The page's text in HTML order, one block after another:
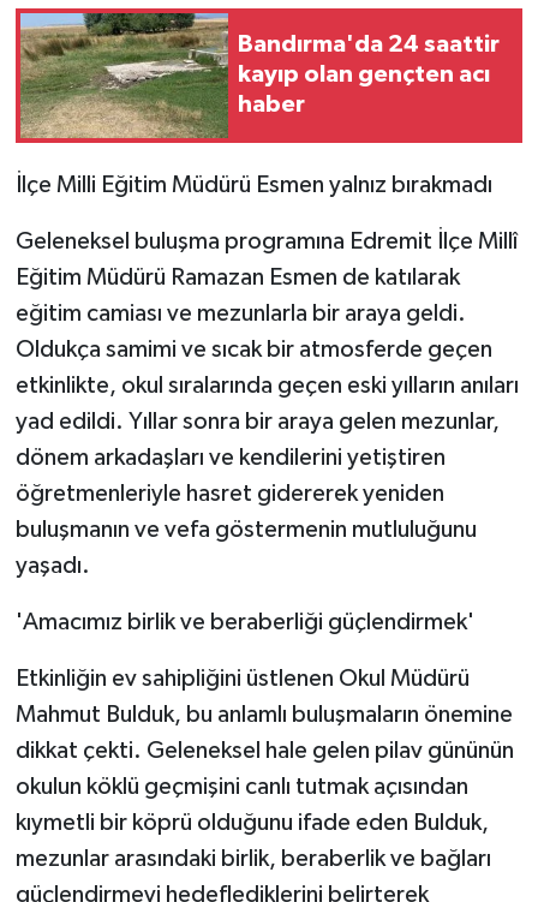
Bandırma'da 24 saattir
kayıp olan gençten acı
haber
İlçe Milli Eğitim Müdürü Esmen yalnız bırakmadı
Geleneksel buluşma programına Edremit İlçe Millî
Eğitim Müdürü Ramazan Esmen de katılarak
eğitim camiası ve mezunlarla bir araya geldi.
Oldukça samimi ve sıcak bir atmosferde geçen
etkinlikte, okul sıralarında geçen eski yılların anıları
yad edildi. Yıllar sonra bir araya gelen mezunlar,
dönem arkadaşları ve kendilerini yetiştiren
öğretmenleriyle hasret gidererek yeniden
buluşmanın ve vefa göstermenin mutluluğunu
yaşadı.
'Amacımız birlik ve beraberliği güçlendirmek'
Etkinliğin ev sahipliğini üstlenen Okul Müdürü
Mahmut Bulduk, bu anlamlı buluşmaların önemine
dikkat çekti. Geleneksel hale gelen pilav gününün
okulun köklü geçmişini canlı tutmak açısından
kıymetli bir köprü olduğunu ifade eden Bulduk,
mezunlar arasındaki birlik, beraberlik ve bağları
güçlendirmeyi hedeflediklerini belirterek
Kadın
KÜLTÜR SANAT
MAGAZİN
Otomobil
POLİTİKA
Sağlık
SİYASET
SPOR HABERLERİ
TEKNOLOJİ
ÜLKE GÜNDEMİ
YAŞAM
YEREL
Yerel Haberler